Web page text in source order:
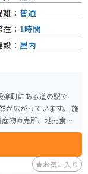
場完備
楽町にある道の駅で
広がっています。 施
物直売所、地元食材
展望台からは、恵那
場所としても最適で
： 普通
： 1時間
： 屋内
お気に入り